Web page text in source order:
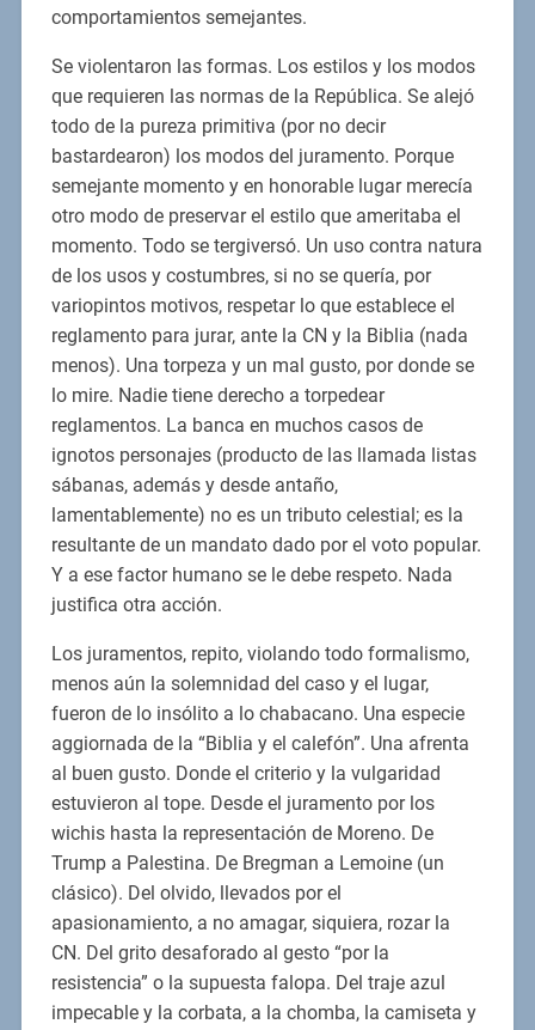
comportamientos semejantes.
Se violentaron las formas. Los estilos y los modos
que requieren las normas de la República. Se alejó
todo de la pureza primitiva (por no decir
bastardearon) los modos del juramento. Porque
semejante momento y en honorable lugar merecía
otro modo de preservar el estilo que ameritaba el
momento. Todo se tergiversó. Un uso contra natura
de los usos y costumbres, si no se quería, por
variopintos motivos, respetar lo que establece el
reglamento para jurar, ante la CN y la Biblia (nada
menos). Una torpeza y un mal gusto, por donde se
lo mire. Nadie tiene derecho a torpedear
reglamentos. La banca en muchos casos de
ignotos personajes (producto de las llamada listas
sábanas, además y desde antaño,
lamentablemente) no es un tributo celestial; es la
resultante de un mandato dado por el voto popular.
Y a ese factor humano se le debe respeto. Nada
justifica otra acción.
Los juramentos, repito, violando todo formalismo,
menos aún la solemnidad del caso y el lugar,
fueron de lo insólito a lo chabacano. Una especie
aggiornada de la “Biblia y el calefón”. Una afrenta
al buen gusto. Donde el criterio y la vulgaridad
estuvieron al tope. Desde el juramento por los
wichis hasta la representación de Moreno. De
Trump a Palestina. De Bregman a Lemoine (un
clásico). Del olvido, llevados por el
apasionamiento, a no amagar, siquiera, rozar la
CN. Del grito desaforado al gesto “por la
resistencia” o la supuesta falopa. Del traje azul
impecable y la corbata, a la chomba, la camiseta y